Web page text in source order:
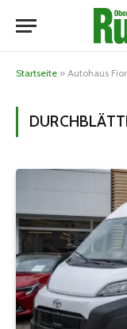
Startseite » Autohaus Fior